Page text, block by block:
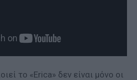
το «Erica» δεν είναι μόνο οι